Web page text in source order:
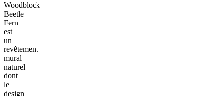
Woodblock
Beetle
Fern
est
un
revêtement
mural
naturel
dont
le
design